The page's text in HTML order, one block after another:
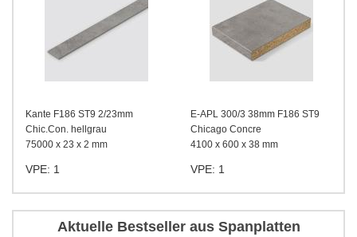
Kante F186 ST9 2/23mm
Chic.Con. hellgrau
75000 x 23 x 2 mm
VPE: 1
E-APL 300/3 38mm F186 ST9
Chicago Concre
4100 x 600 x 38 mm
VPE: 1
Aktuelle Bestseller aus Spanplatten